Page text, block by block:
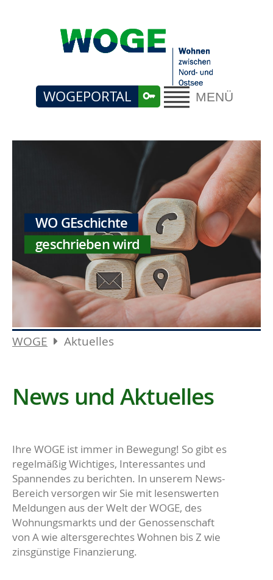
MENÜ
WOGEPORTAL
WO GEschichte
geschrieben wird
WOGE Aktuelles
News und Aktuelles
Ihre WOGE ist immer in Bewegung! So gibt es
regelmäßig Wichtiges, Interessantes und
Spannendes zu berichten. In unserem News-
Bereich versorgen wir Sie mit lesenswerten
Meldungen aus der Welt der WOGE, des
Wohnungsmarkts und der Genossenschaft
von A wie altersgerechtes Wohnen bis Z wie
zinsgünstige Finanzierung.